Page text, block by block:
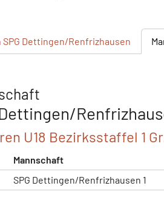
SPG Dettingen/Renfrizhausen
U18 Bezirksstaffel 1
Mannschaft
SPG Dettingen/Renfrizhausen 1